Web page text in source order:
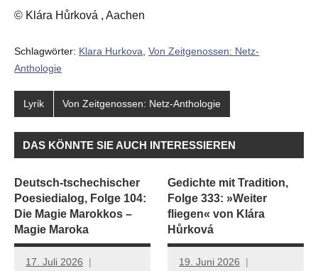
© Klára Hůrková , Aachen
Schlagwörter: Klara Hurkova Von Zeitgenossen: Netz-
Anthologie
Lyrik Von Zeitgenossen: Netz-Anthologie
DAS KÖNNTE SIE AUCH INTERESSIEREN
Deutsch-tschechischer
Poesiedialog, Folge 104:
Die Magie Marokkos –
Magie Maroka
17. Juli 2026
Gedichte mit Tradition,
Folge 333: »Weiter
fliegen« von Klára
Hůrková
19. Juni 2026